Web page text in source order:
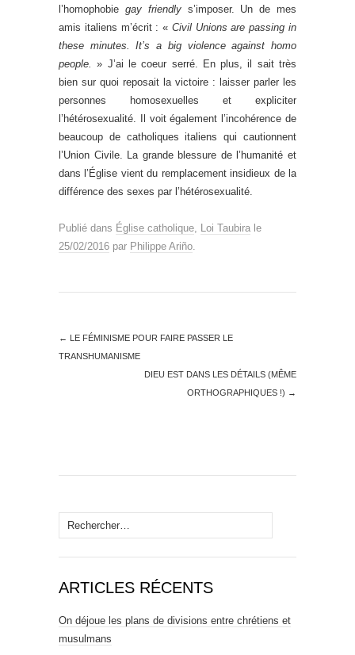
l’homophobie gay friendlys’imposer. ‪Un de mes
amis italiens m’écrit : « Civil Unions are passing in
these minutes. It’s a big violence against homo
people. » J’ai le coeur serré. En plus, il sait très
bien sur quoi reposait la victoire : laisser parler les
personnes homosexuelles et expliciter
l’hétérosexualité. Il voit également l’incohérence de
beaucoup de catholiques italiens qui cautionnent
l’Union Civile. La grande blessure de l’humanité et
dans l’Église vient du remplacement insidieux de la
différence des sexes par l’hétérosexualité.
Publié dans Église catholique, Loi Taubira le
25/02/2016 par Philippe Ariño.
← LE FÉMINISME POUR FAIRE PASSER LE
TRANSHUMANISME
DIEU EST DANS LES DÉTAILS (MÊME
ORTHOGRAPHIQUES !) →
Rechercher :
ARTICLES RÉCENTS
On déjoue les plans de divisions entre chrétiens et
musulmans